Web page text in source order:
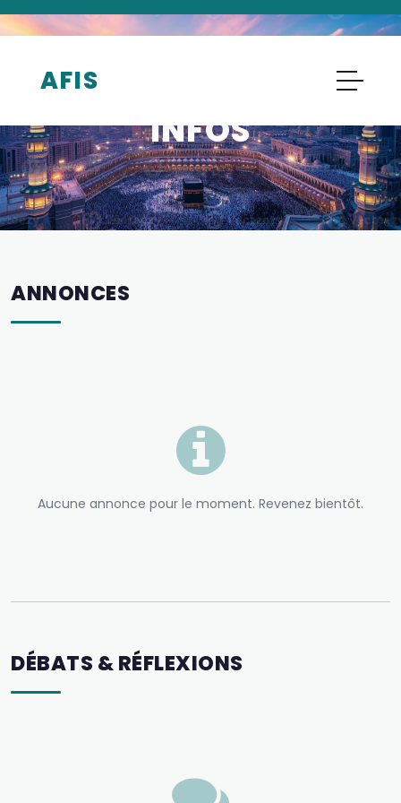
AFIS
ANNONCES, DÉBATS ET SUJETS DE RÉFLEXION
INFOS
ANNONCES
Aucune annonce pour le moment. Revenez bientôt.
DÉBATS & RÉFLEXIONS